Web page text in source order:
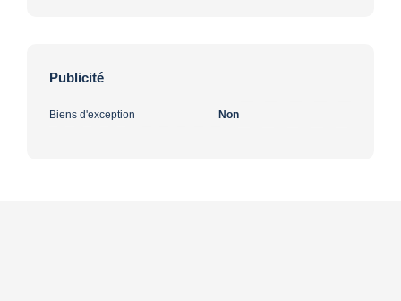
Publicité
Biens d'exception Non